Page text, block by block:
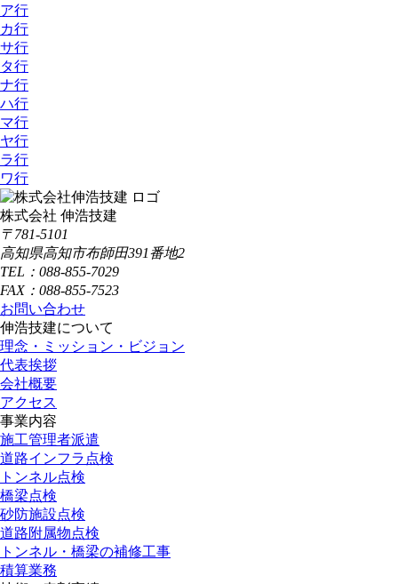
ア行
カ行
サ行
タ行
ナ行
ハ行
マ行
ヤ行
ラ行
ワ行
株式会社 伸浩技建
〒781-5101
高知県高知市布師田391番地2
TEL：088-855-7029
FAX：088-855-7523
お問い合わせ
伸浩技建について
理念・ミッション・ビジョン
代表挨拶
会社概要
アクセス
事業内容
施工管理者派遣
道路インフラ点検
トンネル点検
橋梁点検
砂防施設点検
道路附属物点検
トンネル・橋梁の補修工事
積算業務